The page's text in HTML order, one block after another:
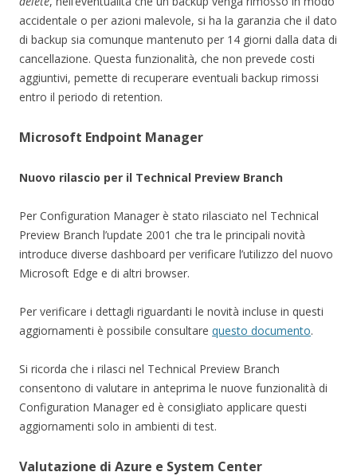
accidentale o per azioni malevole, si ha la garanzia che il dato
di backup sia comunque mantenuto per 14 giorni dalla data di
cancellazione. Questa funzionalità, che non prevede costi
aggiuntivi, pemette di recuperare eventuali backup rimossi
entro il periodo di retention.
Microsoft Endpoint Manager
Nuovo rilascio per il Technical Preview Branch
Per Configuration Manager è stato rilasciato nel Technical
Preview Branch l’update 2001 che tra le principali novità
introduce diverse dashboard per verificare l’utilizzo del nuovo
Microsoft Edge e di altri browser.
Per verificare i dettagli riguardanti le novità incluse in questi
aggiornamenti è possibile consultare questo documento.
Si ricorda che i rilasci nel Technical Preview Branch
consentono di valutare in anteprima le nuove funzionalità di
Configuration Manager ed è consigliato applicare questi
aggiornamenti solo in ambienti di test.
Valutazione di Azure e System Center